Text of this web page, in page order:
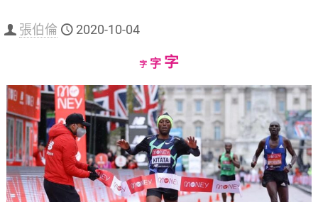
張伯倫 2020-10-04
字Decrease
size.
字Reset
size.
字Increase
size.